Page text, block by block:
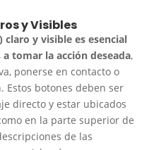
y Visibles
claro y visible es esencial
tomar la acción deseada,
ponerse en contacto o
Estos botones deben ser
directo y estar ubicados
en la parte superior de
de las